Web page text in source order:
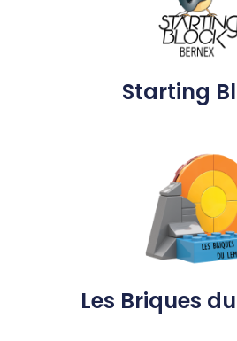
Starting
Les Briques